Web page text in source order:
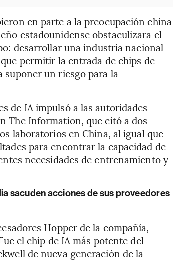
en parte a la preocupación china
estadounidense obstaculizara el
desarrollar una industria nacional
permitir la entrada de chips de
suponer un riesgo para la
de IA impulsó a las autoridades
The Information, que citó a dos
laboratorios en China, al igual que
para encontrar la capacidad de
necesidades de entrenamiento y
sacuden acciones de sus proveedores
Hopper de la compañía,
el chip de IA más potente del
de nueva generación de la